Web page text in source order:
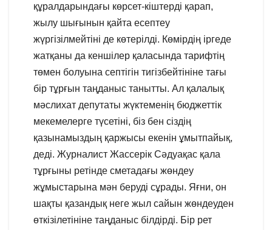
құралдарындағы көрсет-кіштерді қарап,
жылу шығынын қайта есептеу
жүргізілмейтіні де көтерілді. Көмірдің іргеде
жатқаны да кеншілер қаласында тарифтің
төмен болуына септігін тигізбейтініне тағы
бір тұрғын таңданыс танытты. Ал қалалық
мәслихат депутаты жүктеменің бюджеттік
мекемелерге түсетіні, біз бен сіздің
қазынамыздың қаржысы екенін ұмытпайық,
деді. Журналист Жассерік Сәдуақас қала
тұрғыны ретінде сметадағы жөндеу
жұмыстарына мән беруді сұрады. Яғни, он
шақты қазандық неге жыл сайын жөндеуден
өткізілетініне таңданыс білдірді. Бір рет